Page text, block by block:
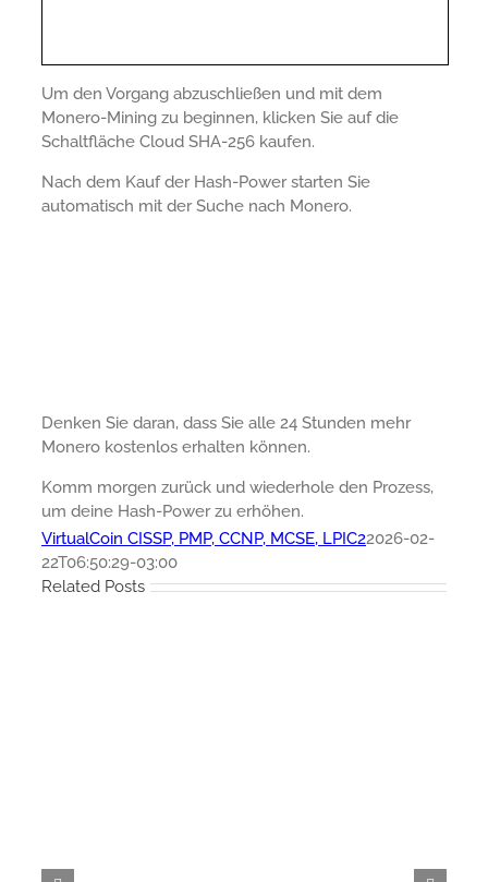
Um den Vorgang abzuschließen und mit dem
Monero-Mining zu beginnen, klicken Sie auf die
Schaltfläche Cloud SHA-256 kaufen.
Nach dem Kauf der Hash-Power starten Sie
automatisch mit der Suche nach Monero.
Denken Sie daran, dass Sie alle 24 Stunden mehr
Monero kostenlos erhalten können.
Komm morgen zurück und wiederhole den Prozess,
um deine Hash-Power zu erhöhen.
VirtualCoin CISSP, PMP, CCNP, MCSE, LPIC22026-02-
22T06:50:29-03:00
Related Posts